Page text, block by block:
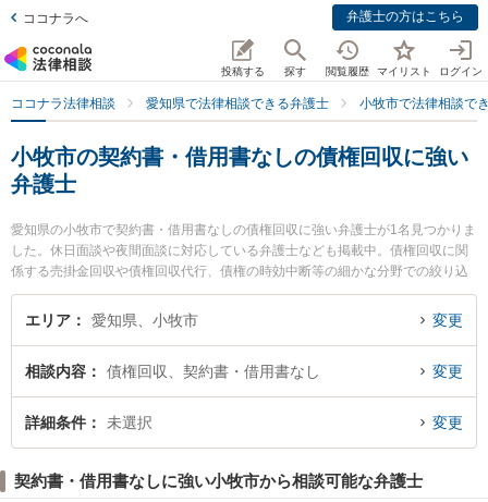
ココナラへ 弁護士の方はこちら
投稿する 探す 閲覧履歴 マイリスト ログイン
ココナラ法律相談 愛知県で法律相談できる弁護士 小牧市で法律相談で
小牧市の契約書・借用書なしの債権回収に強い
弁護士
愛知県の小牧市で契約書・借用書なしの債権回収に強い弁護士が1名見つかりま
した。休日面談や夜間面談に対応している弁護士なども掲載中。債権回収に関
係する売掛金回収や債権回収代行、債権の時効中断等の細かな分野での絞り込
み検索もでき便利です。特にかがりび法律事務所の舟橋 拓馬弁護士のプロフィ
ール情報や弁護士費用、強みなどが注目されています。『小牧市で土日や夜間
弁護士を検索したい』『初回相談無料で契約書・借用書なしの債権回収を法律
相談できる小牧市内の弁護士に相談予約したい』などでお困りの相談者さんに
おすすめです。
エリア 愛知県、小牧市 変更
相談内容 債権回収、契約書・借用書なし 変更
詳細条件 未選択 変更
契約書・借用書なしに強い小牧市から相談可能な弁護士